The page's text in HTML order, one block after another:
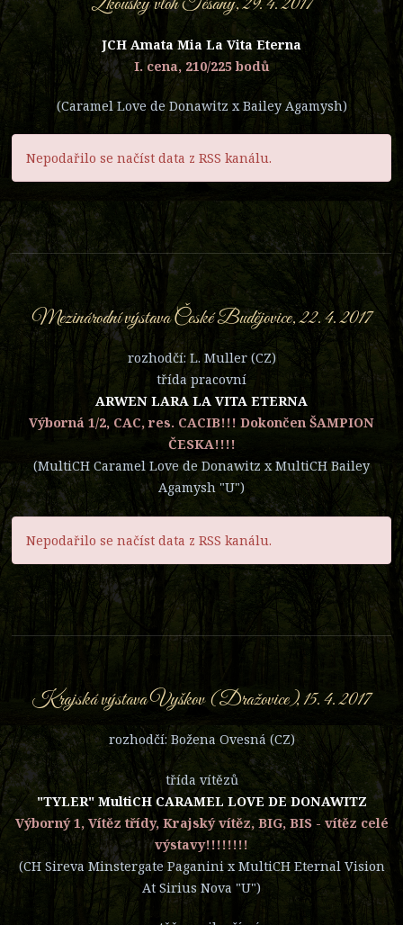
JCH Amata Mia La Vita Eterna
I. cena, 210/225 bodů
(Caramel Love de Donawitz x Bailey Agamysh)
Nepodařilo se načíst data z RSS kanálu.
Mezinárodní výstava České Budějovice, 22. 4. 2017
rozhodčí: L. Muller (CZ)
třída pracovní
ARWEN LARA LA VITA ETERNA
Výborná 1/2, CAC, res. CACIB!!! Dokončen ŠAMPION
ČESKA!!!!
(MultiCH Caramel Love de Donawitz x MultiCH Bailey
Agamysh "U")
Nepodařilo se načíst data z RSS kanálu.
Krajská výstava Vyškov (Dražovice), 15. 4. 2017
rozhodčí: Božena Ovesná (CZ)
třída vítězů
"TYLER" MultiCH CARAMEL LOVE DE DONAWITZ
Výborný 1, Vítěz třídy, Krajský vítěz, BIG, BIS - vítěz celé
výstavy!!!!!!!!
(CH Sireva Minstergate Paganini x MultiCH Eternal Vision
At Sirius Nova "U")